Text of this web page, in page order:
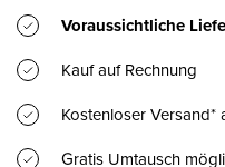
Voraussichtliche
Kauf auf Rechnung
Kostenloser
Gratis Umtausch